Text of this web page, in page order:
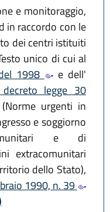
e monitoraggio,
in raccordo con le
dei centri istituiti
unico di cui al
1998
e dell'
legge 30
(Norme urgenti in
e soggiorno
e di
extracomunitari
dello Stato),
1990, n. 39